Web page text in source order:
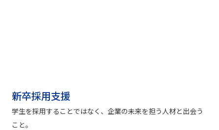
新卒採用支援
学生を採用することではなく、企業の未来を担う人材と出会う
こと。